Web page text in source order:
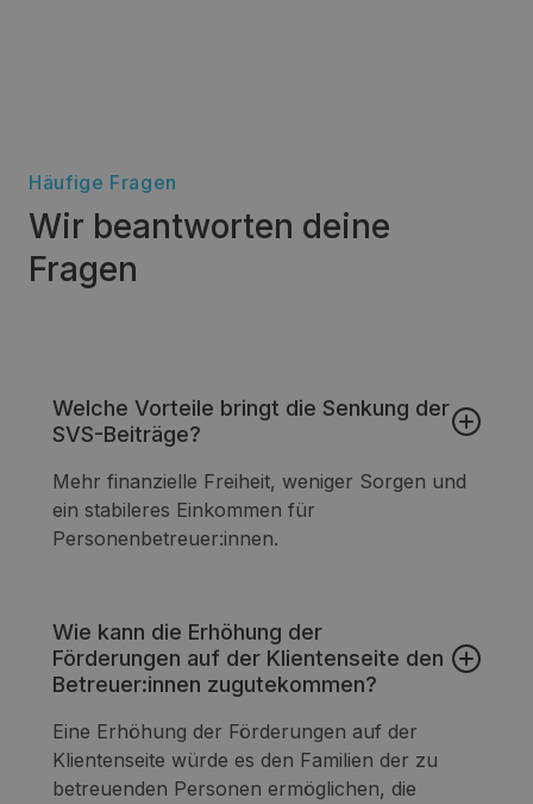
Häufige Fragen
Wir beantworten deine
Fragen
Welche Vorteile bringt die Senkung der
SVS-Beiträge?
Mehr finanzielle Freiheit, weniger Sorgen und
ein stabileres Einkommen für
Personenbetreuer:innen.
Wie kann die Erhöhung der
Förderungen auf der Klientenseite den
Betreuer:innen zugutekommen?
Eine Erhöhung der Förderungen auf der
Klientenseite würde es den Familien der zu
betreuenden Personen ermöglichen, die